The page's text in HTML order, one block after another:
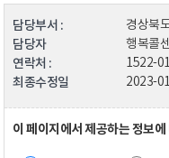
담당부서 : 경상북
담당자 행복콜
연락처 : 1522-
최종수정일 2023-
이 페이지에서 제공하는 정보